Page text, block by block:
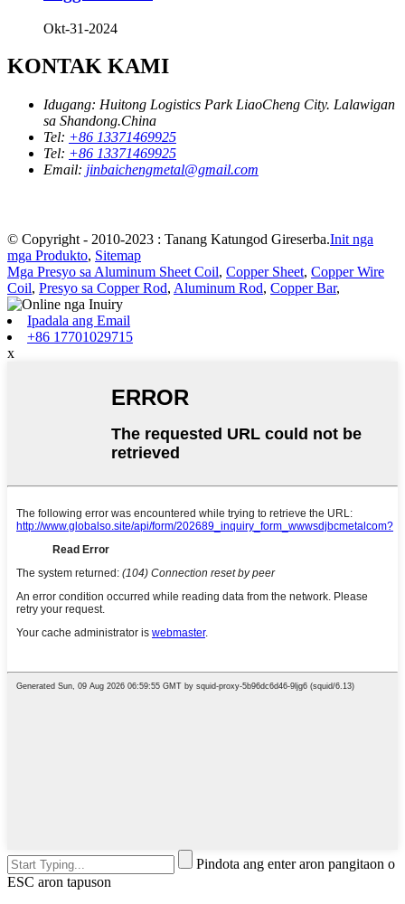
Okt-31-2024
KONTAK KAMI
Idugang: Huitong Logistics Park LiaoCheng City. Lalawigan
sa Shandong.China
Tel: +86 13371469925
Tel: +86 13371469925
Email: jinbaichengmetal@gmail.com
© Copyright - 2010-2023 : Tanang Katungod Gireserba.Init nga
mga Produkto, Sitemap
Mga Presyo sa Aluminum Sheet Coil, Copper Sheet, Copper Wire
Coil, Presyo sa Copper Rod, Aluminum Rod, Copper Bar,
Ipadala ang Email
+86 17701029715
x
Pindota ang enter aron pangitaon o
ESC aron tapuson